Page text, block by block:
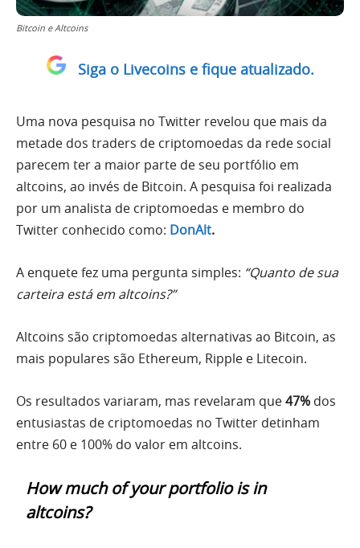
Bitcoin e Altcoins
Siga o Livecoins e fique atualizado.
Uma nova pesquisa no Twitter revelou que mais da
metade dos traders de criptomoedas da rede social
parecem ter a maior parte de seu portfólio em
altcoins, ao invés de Bitcoin. A pesquisa foi realizada
por um analista de criptomoedas e membro do
Twitter conhecido como: DonAlt.
A enquete fez uma pergunta simples: “Quanto de sua
carteira está em altcoins?”
Altcoins são criptomoedas alternativas ao Bitcoin, as
mais populares são Ethereum, Ripple e Litecoin.
Os resultados variaram, mas revelaram que47% dos
entusiastas de criptomoedas no Twitter detinham
entre 60 e 100% do valor em altcoins.
How much of your portfolio is in
altcoins?